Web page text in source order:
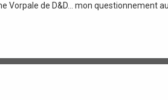
Vorpale de D&D... mon questionnement